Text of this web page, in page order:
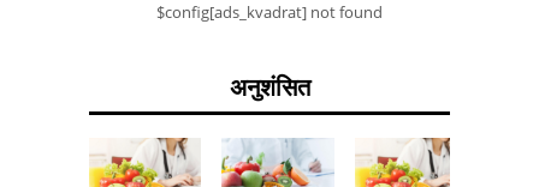
$config[ads_kvadrat] not found
अनुशंसित